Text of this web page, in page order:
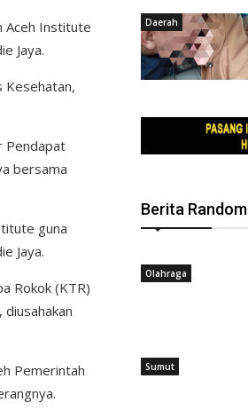
Aceh Institute
Jaya.
Kesehatan,
Pendapat
bersama
guna
Jaya.
Rokok (KTR)
Pemerintah
Daerah
Berita Random
Olahraga
Sumut